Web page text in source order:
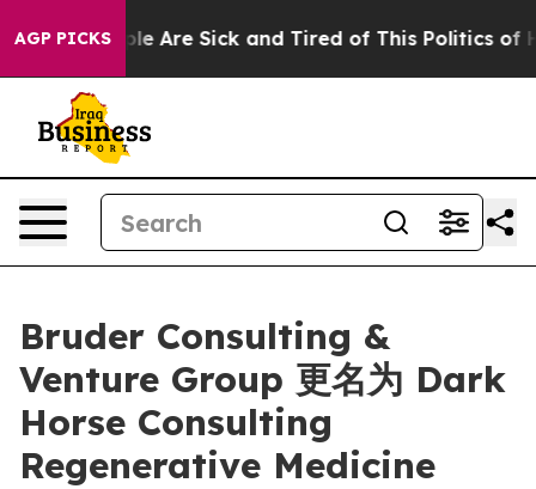
AGP PICKS
“People Are Sick and Tired of This Politics of
Bruder Consulting &
Venture Group 更名为 Dark
Horse Consulting
Regenerative Medicine